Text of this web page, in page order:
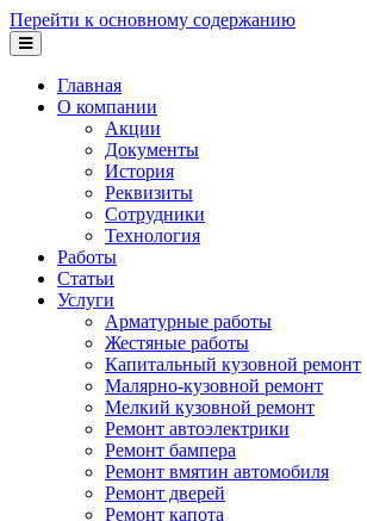
Перейти к основному содержанию
Главная
О компании
Акции
Документы
История
Реквизиты
Сотрудники
Технология
Работы
Статьи
Услуги
Арматурные работы
Жестяные работы
Капитальный кузовной ремонт
Малярно-кузовной ремонт
Мелкий кузовной ремонт
Ремонт автоэлектрики
Ремонт бампера
Ремонт вмятин автомобиля
Ремонт дверей
Ремонт капота